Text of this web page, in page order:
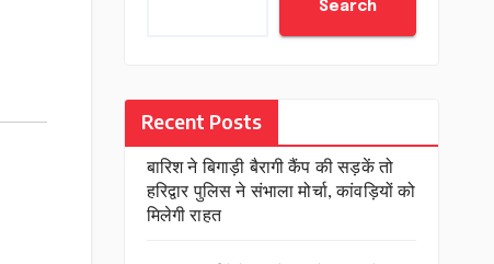
Search
Recent Posts
बारिश ने बिगाड़ी बैरागी कैंप की सड़कें तो
हरिद्वार पुलिस ने संभाला मोर्चा, कांवड़ियों को
मिलेगी राहत